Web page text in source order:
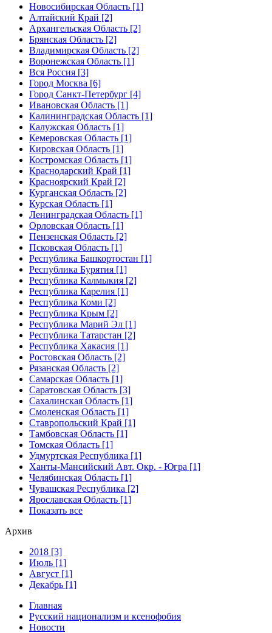
Новосибирская Область [1]
Алтайский Край [2]
Архангельская Область [2]
Брянская Область [2]
Владимирская Область [2]
Воронежская Область [1]
Вся Россия [3]
Город Москва [6]
Город Санкт-Петербург [4]
Ивановская Область [1]
Калининградская Область [1]
Калужская Область [1]
Кемеровская Область [1]
Кировская Область [1]
Костромская Область [1]
Краснодарский Край [1]
Красноярский Край [2]
Курганская Область [2]
Курская Область [1]
Ленинградская Область [1]
Орловская Область [1]
Пензенская Область [2]
Псковская Область [1]
Республика Башкортостан [1]
Республика Бурятия [1]
Республика Калмыкия [2]
Республика Карелия [1]
Республика Коми [2]
Республика Крым [2]
Республика Марий Эл [1]
Республика Татарстан [2]
Республика Хакасия [1]
Ростовская Область [2]
Рязанская Область [2]
Самарская Область [1]
Саратовская Область [3]
Сахалинская Область [1]
Смоленская Область [1]
Ставропольский Край [1]
Тамбовская Область [1]
Томская Область [1]
Удмуртская Республика [1]
Ханты-Мансийский Авт. Окр. - Югра [1]
Челябинская Область [1]
Чувашская Республика [2]
Ярославская Область [1]
Показать все
Архив
2018 [3]
Июль [1]
Август [1]
Декабрь [1]
Главная
Русский национализм и ксенофобия
Новости